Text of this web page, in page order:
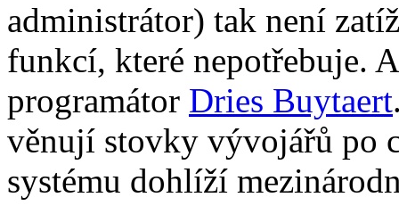
administrátor) tak není
funkcí, které nepotřebuje.
programátor Dries Buytaert
věnují stovky vývojářů po
systému dohlíží